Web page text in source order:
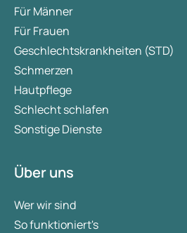
Für Männer
Für Frauen
Geschlechtskrankheiten (STD)
Schmerzen
Hautpflege
Schlecht schlafen
Sonstige Dienste
Über uns
Wer wir sind
So funktioniert's